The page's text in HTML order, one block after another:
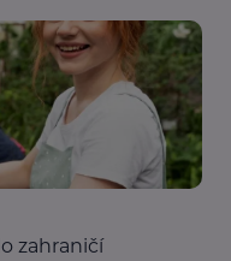
zahraničí